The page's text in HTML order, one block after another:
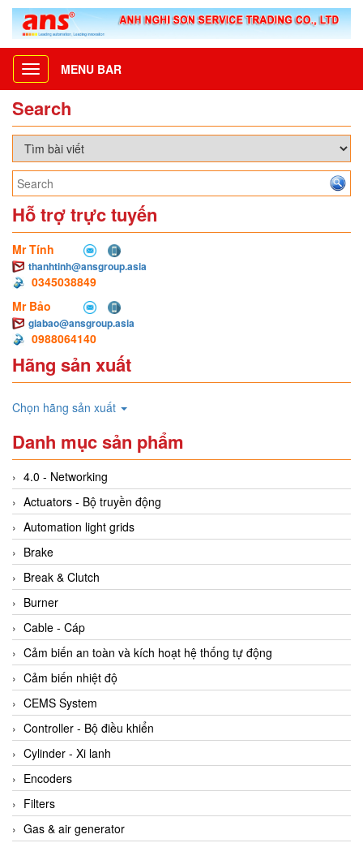
Toggle
navigation
MENU BAR
Search
Hỗ trợ trực tuyến
Mr Tính
thanhtinh@ansgroup.asia
0345038849
Mr Bảo
giabao@ansgroup.asia
0988064140
Hãng sản xuất
Chọn hãng sản xuất
Danh mục sản phẩm
4.0 - Networking
Actuators - Bộ truyền động
Automation light grids
Brake
Break & Clutch
Burner
Cable - Cáp
Cảm biến an toàn và kích hoạt hệ thống tự động
Cảm biến nhiệt độ
CEMS System
Controller - Bộ điều khiển
Cylinder - Xi lanh
Encoders
Filters
Gas & air generator